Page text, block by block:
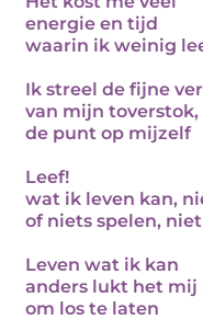
energie en tijd
waarin ik weinig
Ik streel de fijne
van mijn
de punt op mijzelf
Leef!
wat ik leven kan,
of niets spelen,
Leven wat ik kan
anders lukt het mij
om los te laten